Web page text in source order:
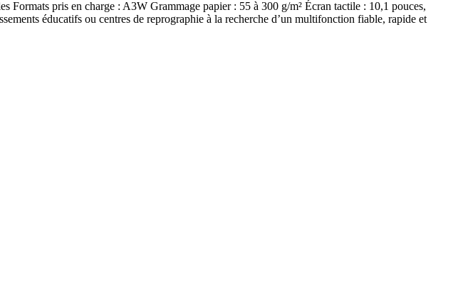
Formats pris en charge : A3W Grammage papier : 55 à 300 g/m² Écran tactile : 10,1 pouces,
éducatifs ou centres de reprographie à la recherche d’un multifonction fiable, rapide et